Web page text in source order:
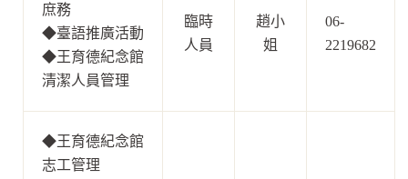
庶務
◆臺語推廣活動
◆王育德紀念館
清潔人員管理
臨時
人員
趙小
姐
06-
2219682
◆王育德紀念館
志工管理